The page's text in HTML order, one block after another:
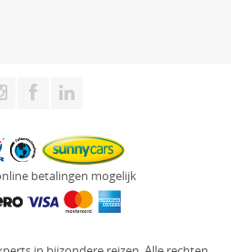
betalingen mogelijk